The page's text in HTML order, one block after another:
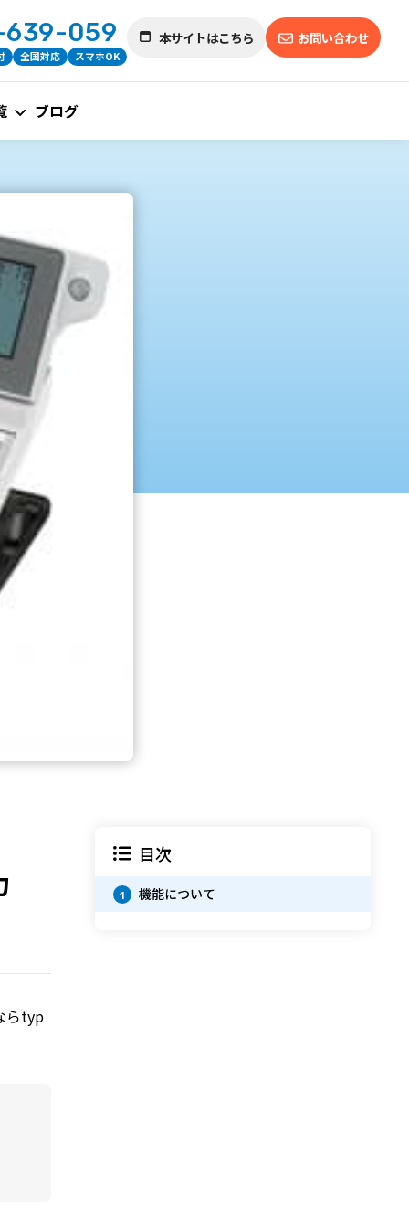
639-059
全国対応 スマホOK
本サイトはこちら お問い合わせ
ブログ
らtyp
目次
1 機能について